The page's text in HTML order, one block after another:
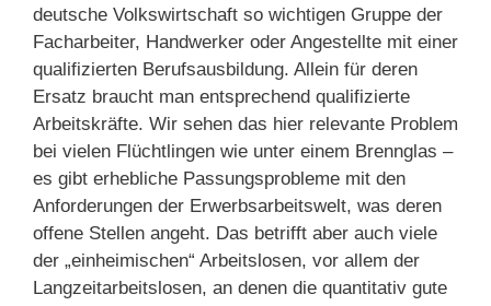
deutsche Volkswirtschaft so wichtigen Gruppe der
Facharbeiter, Handwerker oder Angestellte mit einer
qualifizierten Berufsausbildung. Allein für deren
Ersatz braucht man entsprechend qualifizierte
Arbeitskräfte. Wir sehen das hier relevante Problem
bei vielen Flüchtlingen wie unter einem Brennglas –
es gibt erhebliche Passungsprobleme mit den
Anforderungen der Erwerbsarbeitswelt, was deren
offene Stellen angeht. Das betrifft aber auch viele
der „einheimischen“ Arbeitslosen, vor allem der
Langzeitarbeitslosen, an denen die quantitativ gute